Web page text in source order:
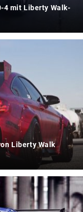
4 mit Liberty Walk-
Liberty Walk